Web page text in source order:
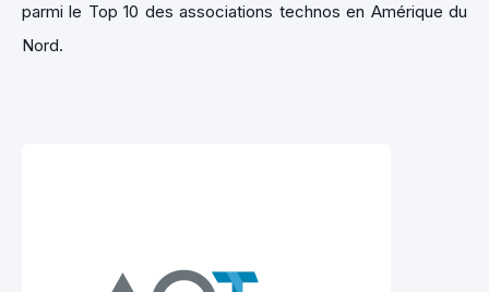
parmi le Top 10 des associations technos en Amérique du
Nord.